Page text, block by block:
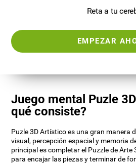
Reta a tu
EMPEZAR
Juego mental Puzle
qué consiste?
Puzle 3D Artístico es una gran manera
visual, percepción espacial y memoria
principal es completar el Puzzle de
para encajar las piezas y terminar de